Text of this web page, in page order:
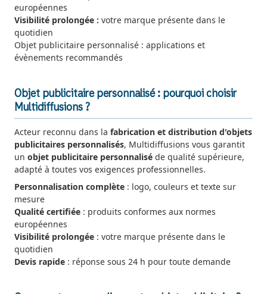
européennes
Visibilité prolongée : votre marque présente dans le
quotidien
Objet publicitaire personnalisé : applications et
évènements recommandés
Objet publicitaire personnalisé : pourquoi choisir
Multidiffusions ?
Acteur reconnu dans la fabrication et distribution d'objets
publicitaires personnalisés, Multidiffusions vous garantit
un objet publicitaire personnalisé de qualité supérieure,
adapté à toutes vos exigences professionnelles.
Personnalisation complète : logo, couleurs et texte sur
mesure
Qualité certifiée : produits conformes aux normes
européennes
Visibilité prolongée : votre marque présente dans le
quotidien
Devis rapide : réponse sous 24 h pour toute demande